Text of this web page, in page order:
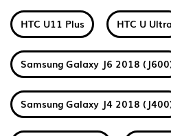
HTC U11 Plus HTC U Ultra
Samsung Galaxy J6 2018
Samsung Galaxy J4 2018